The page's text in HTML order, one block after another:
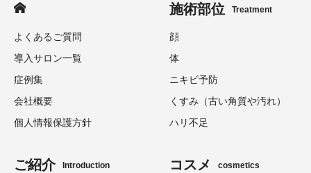
よくあるご質問
導入サロン一覧
症例集
会社概要
個人情報保護方針
施術部位 Treatment
顔
体
ニキビ予防
くすみ（古い角質や汚れ）
ハリ不足
ご紹介 Introduction コスメ cosmetics